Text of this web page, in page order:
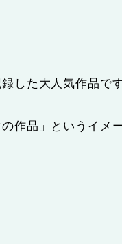
した大人気作品です
作品」というイメ